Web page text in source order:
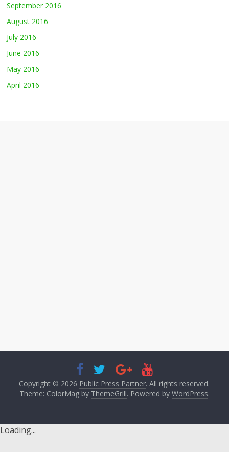
September 2016
August 2016
July 2016
June 2016
May 2016
April 2016
Copyright © 2026 Public Press Partner. All rights reserved.
Theme: ColorMag by ThemeGrill. Powered by WordPress.
Loading...